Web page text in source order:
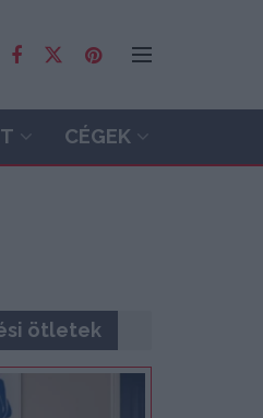
CÉGEK
ötletek